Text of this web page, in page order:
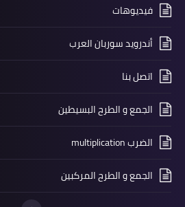
فيديوهات
أندرويد سوربان العرب
اتصل بنا
الجمع و الطرح البسيطين
الضرب multiplication
الجمع و الطرح المركبين